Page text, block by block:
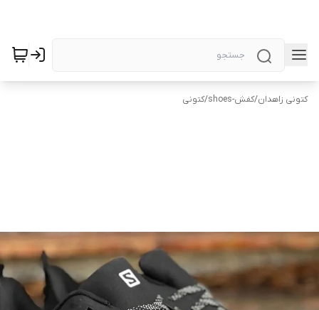
کتونی زاهدان/کفش-shoes /کتونی